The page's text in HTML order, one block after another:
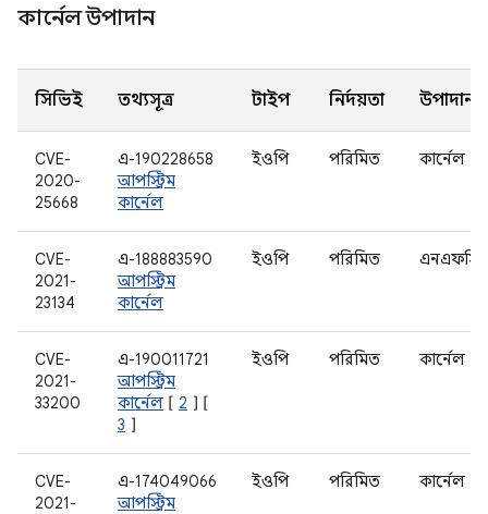
কার্নেল উপাদান
সিভিই তথ্যসূত্র টাইপ নির্দয়তা উপাদান
CVE-
2020-
25668
এ-190228658
আপস্ট্রিম
কার্নেল
ইওপি পরিমিত কার্নেল
CVE-
2021-
23134
এ-188883590
আপস্ট্রিম
কার্নেল
ইওপি পরিমিত এনএফসি
CVE-
2021-
33200
এ-190011721
আপস্ট্রিম
কার্নেল [ 2 ] [
3 ]
ইওপি পরিমিত কার্নেল
CVE-
2021-
এ-174049066
আপস্ট্রিম
ইওপি পরিমিত কার্নেল